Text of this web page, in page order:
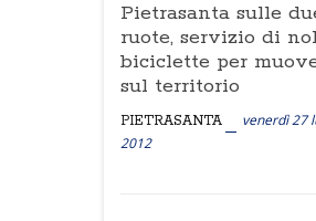
Pietrasanta sulle
ruote, servizio di
biciclette per
sul territorio
PIETRASANTA
venerdì 27
2012